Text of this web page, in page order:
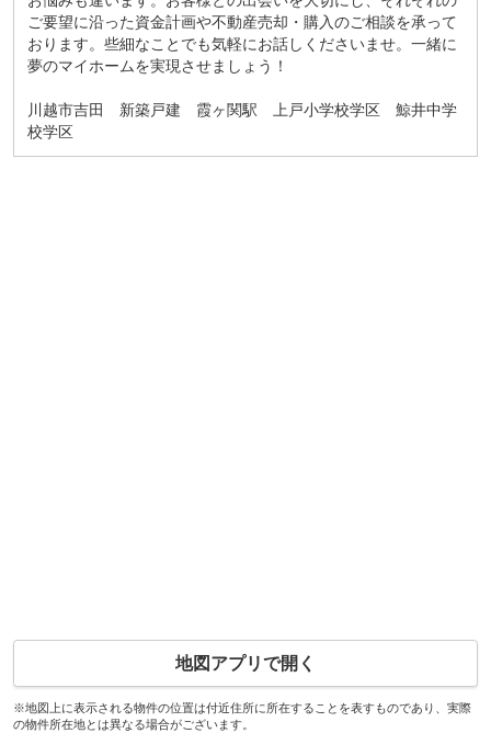
ご要望に沿った資金計画や不動産売却・購入のご相談を承って
おります。些細なことでも気軽にお話しくださいませ。一緒に
夢のマイホームを実現させましょう！
川越市吉田 新築戸建 霞ヶ関駅 上戸小学校学区 鯨井中学
校学区
地図アプリで開く
※地図上に表示される物件の位置は付近住所に所在することを表すものであり、実際
の物件所在地とは異なる場合がございます。